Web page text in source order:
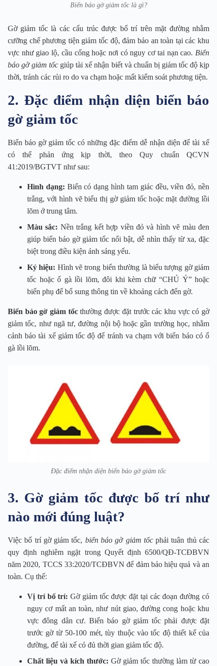
Biển báo gờ giảm tốc là gì?
Gờ giảm tốc là các cấu trúc được bố trí trên mặt đường nhằm
cưỡng chế phương tiện giảm tốc độ, đảm bảo an toàn tại các khu
vực như giao lộ, cầu cống hoặc nơi có nguy cơ tai nạn cao. Biển
báo gờ giảm tốc giúp tài xế nhận biết và chuẩn bị giảm tốc độ kịp
thời, tránh các rủi ro do va chạm hoặc mất kiểm soát phương tiện.
2. Đặc điểm nhận diện biển báo
gờ giảm tốc
Biển báo gờ giảm tốc có những đặc điểm dễ nhận diện để tài xế
có thể phản ứng kịp thời, theo Quy chuẩn QCVN
41:2019/BGTVT như sau:
Hình dạng: Biển có dạng hình tam giác đều, viền đỏ, nền
trắng, với hình vẽ biểu thị gờ giảm tốc hoặc mặt đường lồi
lõm ở trung tâm.
Màu sắc: Nền trắng kết hợp viền đỏ và hình vẽ màu đen
giúp biển báo gờ giảm tốc nổi bật, dễ nhìn thấy từ xa, đặc
biệt trong điều kiện ánh sáng yếu.
Ký hiệu: Hình vẽ trong biển thường là biểu tượng gờ giảm
tốc hoặc ổ gà lồi lõm, đôi khi kèm chữ “CHÚ Ý” hoặc
biển phụ để bổ sung thông tin về khoảng cách đến gờ.
Biển báo gờ giảm tốcthường được đặt trước các khu vực có gờ
giảm tốc, như ngã tư, đường nội bộ hoặc gần trường học, nhằm
cảnh báo tài xế giảm tốc độ để tránh va chạm với biển báo có ổ
gà lồi lõm.
Đặc điểm nhận diện biển báo gờ giảm tốc
3. Gờ giảm tốc được bố trí như
nào mới đúng luật?
Việc bố trí gờ giảm tốc, biển báo gờ giảm tốcphải tuân thủ các
quy định nghiêm ngặt trong Quyết định 6500/QĐ-TCĐBVN
năm 2020, TCCS 33:2020/TCĐBVN để đảm bảo hiệu quả và an
toàn. Cụ thể:
Vị trí bố trí: Gờ giảm tốc được đặt tại các đoạn đường có
nguy cơ mất an toàn, như nút giao, đường cong hoặc khu
vực đông dân cư. Biển báo gờ giảm tốc phải được đặt
trước gờ từ 50-100 mét, tùy thuộc vào tốc độ thiết kế của
đường, để tài xế có đủ thời gian giảm tốc độ.
Chất liệu và kích thước: Gờ giảm tốc thường làm từ cao